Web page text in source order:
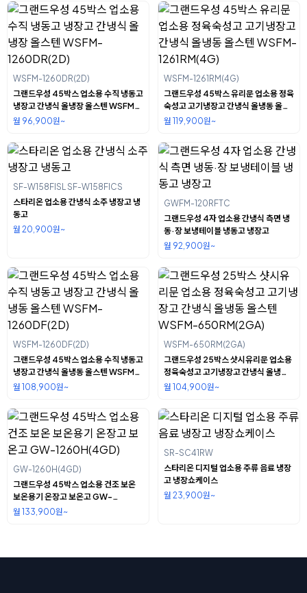
WSFM-1260DR(2D)
그랜드우성 45박스 업소용 수직 냉동고
냉장고 간냉식 올냉장 올스텐 WSFM-
1260DR(2D)
월 96,900원~
WSFM-1261RM(4G)
그랜드우성 45박스 유리문 업소용 정육
숙성고 고기냉장고 간냉식 올냉동 올스
텐 WSFM-1261RM(4G)
월 119,900원~
SF-W158FISL SF-W158FICS
스타리온 업소용 간냉식 소주 냉장고 냉
동고
월 20,900원~
GWFM-120RFTC
그랜드우성 4자 업소용 간냉식 측면 냉
동·장 보냉테이블 냉동고 냉장고
월 92,900원~
WSFM-1260DF(2D)
그랜드우성 45박스 업소용 수직 냉동고
냉장고 간냉식 올냉동 올스텐 WSFM-
1260DF(2D)
월 108,900원~
WSFM-650RM(2GA)
그랜드우성 25박스 샷시유리문 업소용
정육숙성고 고기냉장고 간냉식 올냉동
올스텐 WSFM-650RM(2GA)
월 104,900원~
GW-1260H(4GD)
그랜드우성 45박스 업소용 건조 보온
보온용기 온장고 보온고 GW-
1260H(4GD)
월 133,900원~
SR-SC41RW
스타리온 디지털 업소용 주류 음료 냉장
고 냉장쇼케이스
월 23,900원~